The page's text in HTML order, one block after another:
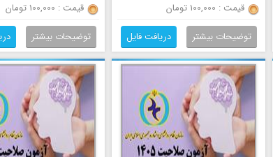
قیمت : 100,000 تومان
توضیحات بیشتر
دریافت فایل
قیمت : 100,000 تومان
توضیحات بیشتر